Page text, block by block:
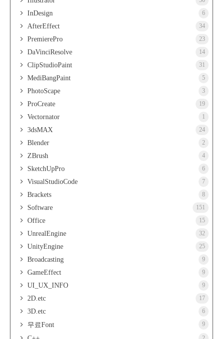
InDesign 6
AfterEffect 34
PremierePro 23
DaVinciResolve 14
ClipStudioPaint 31
MediBangPaint 5
PhotoScape 3
ProCreate 19
Vectornator 1
3dsMAX 24
Blender 2
ZBrush 4
SketchUpPro 6
VisualStudioCode 7
Brackets 8
Software 151
Office 15
UnrealEngine 32
UnityEngine 25
Broadcasting 9
GameEffect 9
UI_UX_INFO 9
2D.etc 17
3D.etc 6
무료Font 9